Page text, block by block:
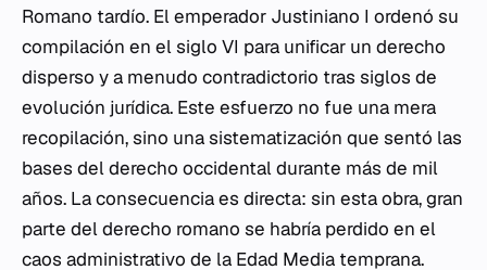
Romano tardío. El emperador Justiniano I ordenó su
compilación en el siglo VI para unificar un derecho
disperso y a menudo contradictorio tras siglos de
evolución jurídica. Este esfuerzo no fue una mera
recopilación, sino una sistematización que sentó las
bases del derecho occidental durante más de mil
años. La consecuencia es directa: sin esta obra, gran
parte del derecho romano se habría perdido en el
caos administrativo de la Edad Media temprana.